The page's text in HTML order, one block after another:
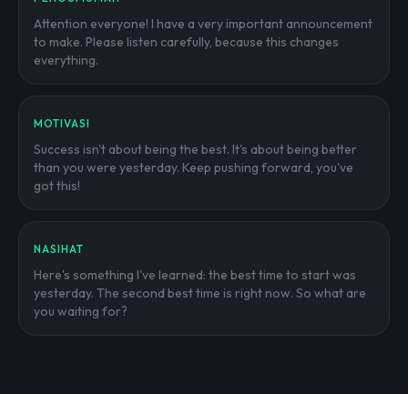
Attention everyone! I have a very important announcement
to make. Please listen carefully, because this changes
everything.
MOTIVASI
Success isn't about being the best. It's about being better
than you were yesterday. Keep pushing forward, you've
got this!
NASIHAT
Here's something I've learned: the best time to start was
yesterday. The second best time is right now. So what are
you waiting for?